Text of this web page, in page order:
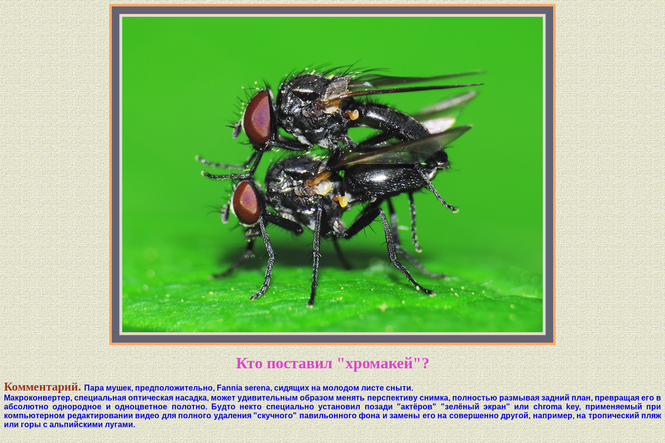
Кто поставил "хромакей"?
Комментарий.Пара мушек, предположительно, Fannia serena, сидящих на молодом листе сныти.
Макроконвертер, специальная оптическая насадка, может удивительным образом менять перспективу снимка, полностью размывая задний план, превращая его в
абсолютно однородное и одноцветное полотно. Будто некто специально установил позади "актёров" "зелёный экран" или chroma key, применяемый при
компьютерном редактировании видео для полного удаления "скучного" павильонного фона и замены его на совершенно другой, например, на тропический пляж
или горы с альпийскими лугами.